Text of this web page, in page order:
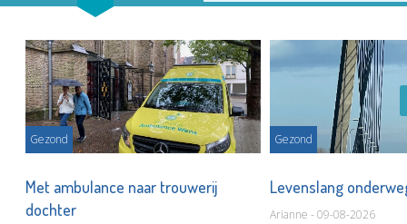
Gezond
Met ambulance naar trouwerij
dochter
Gezond
Levenslang
Arianne - 09-08-2026